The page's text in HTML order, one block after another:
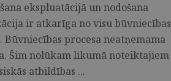
ekspluatācijā un nodošana
ir atkarīga no visu būvniecības
procesa neatņemama
Šim nolūkam likumā noteiktajiem
atbildības ...